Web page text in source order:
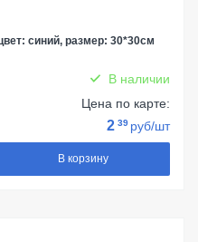
синий, размер: 30*30см
В наличии
Цена по карте:
2 39 руб/шт
В корзину